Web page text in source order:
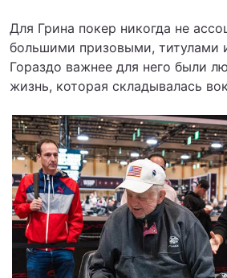
Для Грина покер никогда не
большими призовыми, титулами
Гораздо важнее для него были
жизнь, которая складывалась